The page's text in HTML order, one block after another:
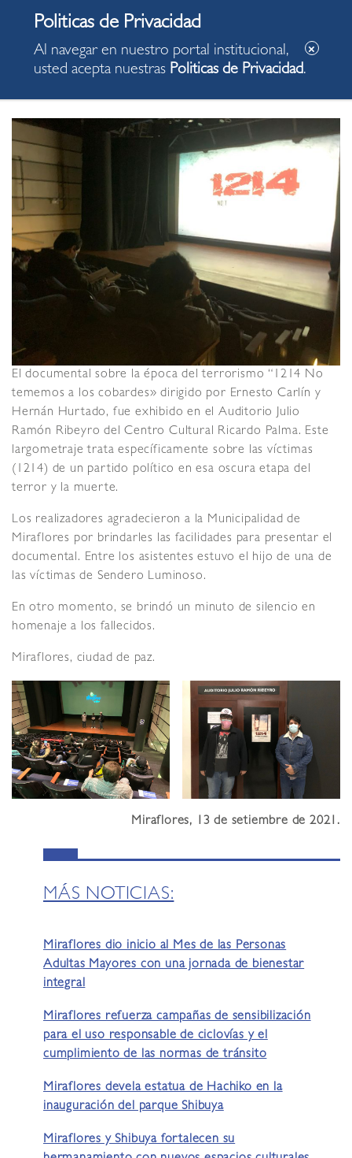
Auditorio Julio Ramón
Ribeyro de Miraflores
El documental sobre la época del terrorismo “1214 No
tememos a los cobardes» dirigido por Ernesto Carlín y
Hernán Hurtado, fue exhibido en el Auditorio Julio
Ramón Ribeyro del Centro Cultural Ricardo Palma. Este
largometraje trata específicamente sobre las víctimas
(1214) de un partido político en esa oscura etapa del
terror y la muerte.
Los realizadores agradecieron a la Municipalidad de
Miraflores por brindarles las facilidades para presentar el
documental. Entre los asistentes estuvo el hijo de una de
las víctimas de Sendero Luminoso.
En otro momento, se brindó un minuto de silencio en
homenaje a los fallecidos.
Miraflores, ciudad de paz.
Miraflores, 13 de setiembre de 2021.
MÁS NOTICIAS:
Miraflores dio inicio al Mes de las Personas
Adultas Mayores con una jornada de bienestar
integral
Miraflores refuerza campañas de sensibilización
para el uso responsable de ciclovías y el
cumplimiento de las normas de tránsito
Miraflores devela estatua de Hachiko en la
inauguración del parque Shibuya
Miraflores y Shibuya fortalecen su
Al navegar en nuestro portal institucional,
usted acepta nuestras Politicas de Privacidad.